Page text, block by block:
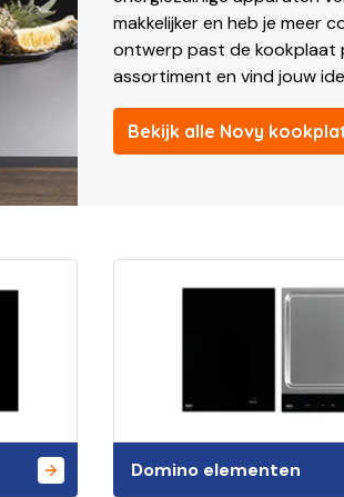
makkelijker en heb je meer
ontwerp past de kookplaat
assortiment en vind jouw
Bekijk alle Novy
Domino elementen